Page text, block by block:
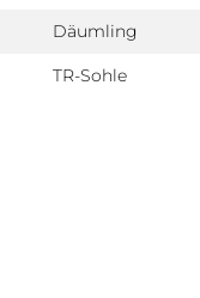
Däumling
TR-Sohle